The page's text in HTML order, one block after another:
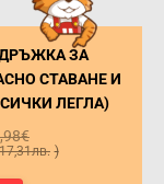
ДРЪЖКА ЗА
СТАВАНЕ И
ЛЕГЛА)
€
лв. )